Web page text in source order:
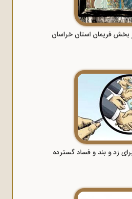
فریمان استان خراسان
زد و بند و فساد گسترده